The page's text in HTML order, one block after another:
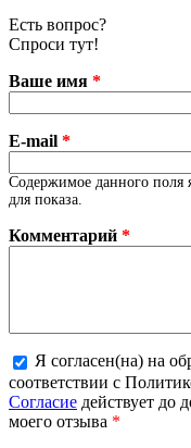
Есть вопрос?
Спроси тут!
Ваше имя *
E-mail *
Содержимое данного поля
для показа.
Комментарий *
Более
форматах
Я согласен(на) на
соответствии с
Согласие действует до
моего отзыва *